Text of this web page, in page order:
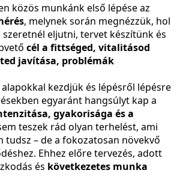
közös munkánk első lépése az
, melynek során megnézzük, hol
eljutni, tervet készítünk és
cél a fittséged, vitalitásod
javítása, problémák
kezdjük és lépésről lépésre
egyaránt hangsúlyt kap a
gyakorisága és a
teszek rád olyan terhelést, ami
tudsz – de a fokozatosan növekvő
Ehhez előre tervezés, adott
és következetes munka